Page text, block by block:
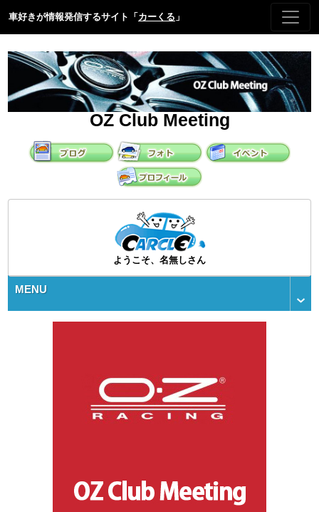
車好きが情報発信するサイト「 カーくる 」
OZ Club Meeting
ようこそ、名無しさん
MENU